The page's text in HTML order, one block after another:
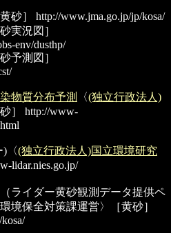
砂］
http://www.jma.go.jp/jp/kosa/
砂実況図］
env/dusthp/
砂予測図］
物質分布予測 〈(独立行政法人)
］
http://www-
)〈(独立行政法人)国立環境研究
lidar.nies.go.jp/
（ライダー黄砂観測データ提供ペ
境保全対策課運営〉［黄砂］